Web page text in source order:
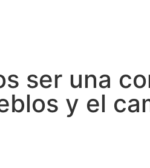
ser una
y el